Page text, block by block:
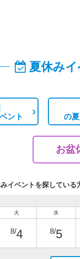
夏休み
ント の
お盆
イベントを探している
火
8/4
水
8/5